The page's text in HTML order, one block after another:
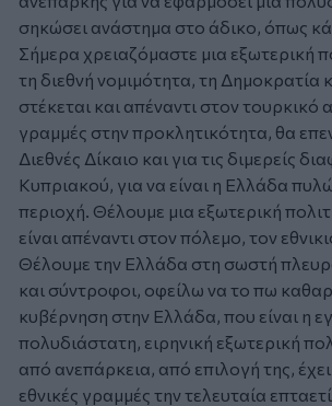
σηκώσει ανάστημα στο άδικο, όπως
Σήμερα χρειαζόμαστε μια εξωτερική
τη διεθνή νομιμότητα, τη
στέκεται και απέναντι στον
γραμμές στην προκλητικότητα, θα
Διεθνές Δίκαιο και για τις διμερείς
Κυπριακού, για να είναι η Ελλάδα
περιοχή. Θέλουμε μια εξωτερική
είναι απέναντι στον πόλεμο, τον
Θέλουμε την Ελλάδα στη σωστή
και σύντροφοι, οφείλω να το πω
κυβέρνηση στην Ελλάδα, που είναι η
πολυδιάστατη, ειρηνική εξωτερική
από ανεπάρκεια, από επιλογή της,
εθνικές γραμμές την τελευταία